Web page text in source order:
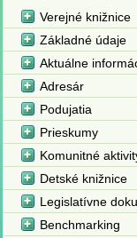
Verejné knižnice
Základné údaje
Aktuálne
Adresár
Podujatia
Prieskumy
Komunitné
Detské knižnice
Legislatívne
Benchmarking